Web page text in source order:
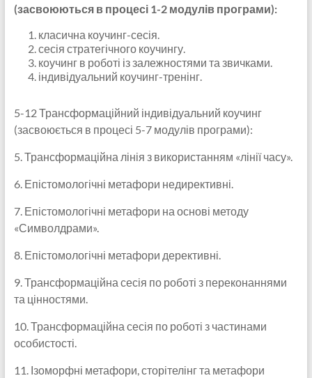
(засвоюються в процесі 1-2 модулів програми):
класична коучинг-сесія.
сесія стратегічного коучингу.
коучинг в роботі із залежностями та звичками.
індивідуальний коучинг-тренінг.
5-12 Трансформаційний індивідуальний коучинг
(засвоюється в процесі 5-7 модулів програми):
5. Трансформаційна лінія з використанням «лінії часу».
6. Епістомологічні метафори недирективні.
7. Епістомологічні метафори на основі методу
«Символдрами».
8. Епістомологічні метафори дерективні.
9. Трансформаційна сесія по роботі з переконаннями
та цінностями.
10. Трансформаційна сесія по роботі з частинами
особистості.
11. Ізоморфні метафори, сторітелінг та метафори